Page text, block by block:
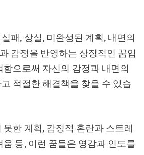
패, 상실, 미완성된 계획, 내면의
감정을 반영하는 상징적인 꿈입
함으로써 자신의 감정과 내면의
적절한 해결책을 찾을 수 있습
한 계획, 감정적 혼란과 스트레
등, 이런 꿈들은 영감과 인도를